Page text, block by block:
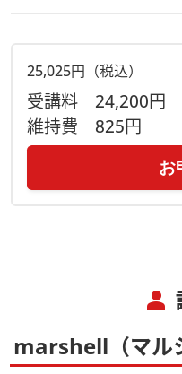
25,025円（税込）
受講料 24,200円
維持費 825円
お
person
marshell（マ